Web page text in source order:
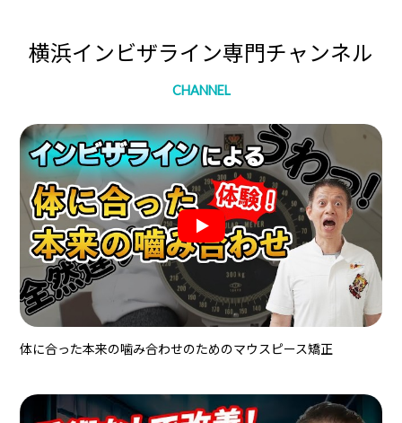
横浜インビザライン専門チャンネル
CHANNEL
体に合った本来の噛み合わせのためのマウスピース矯正